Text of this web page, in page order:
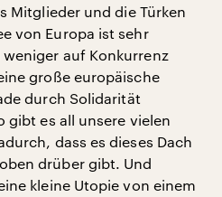
Mitglieder und die Türken
von Europa ist sehr
auf Konkurrenz
große europäische
durch Solidarität
gibt es all unsere vielen
dass es dieses Dach
drüber gibt. Und
kleine Utopie von einem